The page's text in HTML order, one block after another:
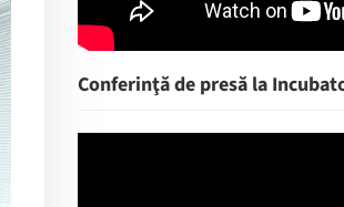
Conferinţă de presă la